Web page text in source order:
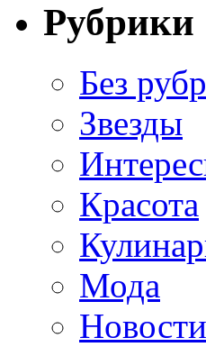
Рубрики
Без
Звезды
Красота
Мода